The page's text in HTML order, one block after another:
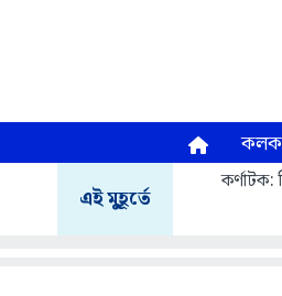
এই মুহূর্তে
কর্ণাটক: